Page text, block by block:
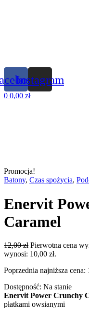
Instagram
0 0,00 zł
Promocja!
Batony, Czas spożycia,
Enervit
Caramel
12,00zł Pierwotna cena
wynosi: 10,00 zł.
Poprzednia najniższa cena:
Dostępność: Na stanie
Enervit Power Crunchy
płatkami owsianymi